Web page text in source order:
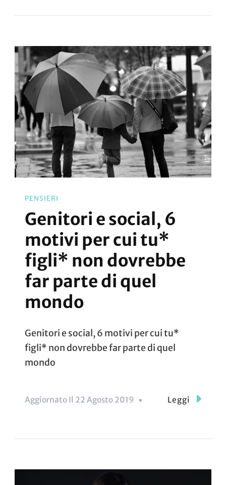
PENSIERI
Genitori e social, 6
motivi per cui tu*
figli* non dovrebbe
far parte di quel
mondo
Genitori e social, 6 motivi per cui tu*
figli* non dovrebbe far parte di quel
mondo
Aggiornato Il 22 Agosto 2019 Leggi